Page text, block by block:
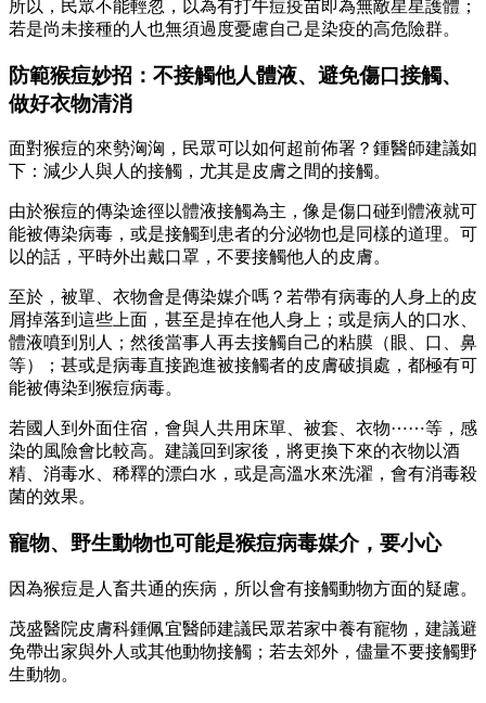
所以，民眾不能輕忽，以為有打牛痘疫苗即為無敵星星護體；
若是尚未接種的人也無須過度憂慮自己是染疫的高危險群。
防範猴痘妙招：不接觸他人體液、避免傷口接觸、
做好衣物清消
面對猴痘的來勢洶洶，民眾可以如何超前佈署？鍾醫師建議如
下：減少人與人的接觸，尤其是皮膚之間的接觸。
由於猴痘的傳染途徑以體液接觸為主，像是傷口碰到體液就可
能被傳染病毒，或是接觸到患者的分泌物也是同樣的道理。可
以的話，平時外出戴口罩，不要接觸他人的皮膚。
至於，被單、衣物會是傳染媒介嗎？若帶有病毒的人身上的皮
屑掉落到這些上面，甚至是掉在他人身上；或是病人的口水、
體液噴到別人；然後當事人再去接觸自己的粘膜（眼、口、鼻
等）；甚或是病毒直接跑進被接觸者的皮膚破損處，都極有可
能被傳染到猴痘病毒。
若國人到外面住宿，會與人共用床單、被套、衣物⋯⋯等，感
染的風險會比較高。建議回到家後，將更換下來的衣物以酒
精、消毒水、稀釋的漂白水，或是高溫水來洗濯，會有消毒殺
菌的效果。
寵物、野生動物也可能是猴痘病毒媒介，要小心
因為猴痘是人畜共通的疾病，所以會有接觸動物方面的疑慮。
茂盛醫院皮膚科鍾佩宜醫師建議民眾若家中養有寵物，建議避
免帶出家與外人或其他動物接觸；若去郊外，儘量不要接觸野
生動物。